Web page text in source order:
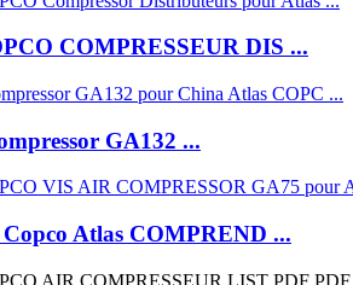
COMPRESSEUR DIS ...
GA132 ...
Atlas COMPREND ...